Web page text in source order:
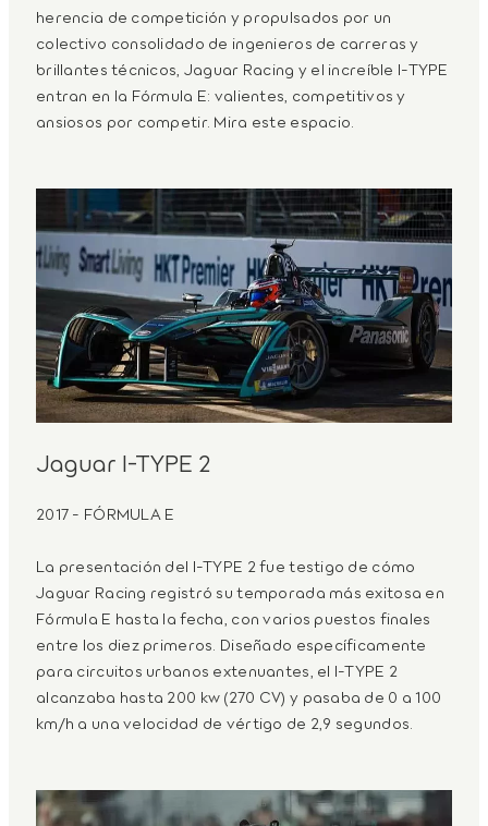
herencia de competición y propulsados por un
colectivo consolidado de ingenieros de carreras y
brillantes técnicos, Jaguar Racing y el increíble I‑TYPE
entran en la Fórmula E: valientes, competitivos y
ansiosos por competir. Mira este espacio.
Jaguar I-TYPE 2
2017 - FÓRMULA E
La presentación del I-TYPE 2 fue testigo de cómo
Jaguar Racing registró su temporada más exitosa en
Fórmula E hasta la fecha, con varios puestos finales
entre los diez primeros. Diseñado específicamente
para circuitos urbanos extenuantes, el I-TYPE 2
alcanzaba hasta 200 kw (270 CV) y pasaba de 0 a 100
km/h a una velocidad de vértigo de 2,9 segundos.